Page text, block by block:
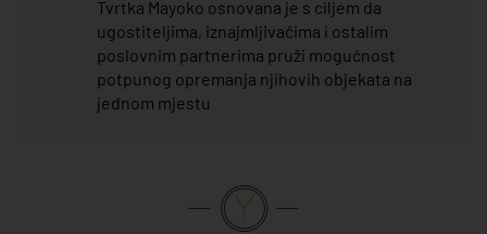
Tvrtka Mayoko osnovana je s ciljem da
ugostiteljima, iznajmljivačima i ostalim
poslovnim partnerima pruži mogućnost
potpunog opremanja njihovih objekata na
jednom mjestu